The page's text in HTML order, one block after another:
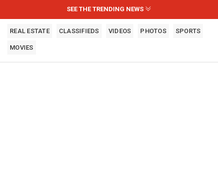
SEE THE TRENDING NEWS
REAL ESTATE CLASSIFIEDS VIDEOS PHOTOS SPORTS
MOVIES